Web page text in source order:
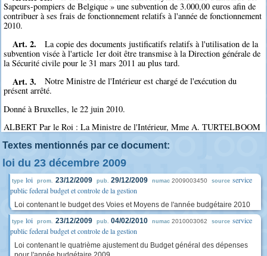
Sapeurs-pompiers de Belgique » une subvention de 3.000,00 euros afin de
contribuer à ses frais de fonctionnement relatifs à l'année de fonctionnement
2010.
Art. 2.
La copie des documents justificatifs relatifs à l'utilisation de la
subvention visée à l'article 1er doit être transmise à la Direction générale de
la Sécurité civile pour le 31 mars 2011 au plus tard.
Art. 3.
Notre Ministre de l'Intérieur est chargé de l'exécution du
présent arrêté.
Donné à Bruxelles, le 22 juin 2010.
ALBERT Par le Roi : La Ministre de l'Intérieur, Mme A. TURTELBOOM
Textes mentionnés par ce document:
loi du 23 décembre 2009
type loi prom. 23/12/2009 pub. 29/12/2009 numac 2009003450 source service
public federal budget et controle de la gestion
Loi contenant le budget des Voies et Moyens de l'année budgétaire 2010
type loi prom. 23/12/2009 pub. 04/02/2010 numac 2010003062 source service
public federal budget et controle de la gestion
Loi contenant le quatrième ajustement du Budget général des dépenses